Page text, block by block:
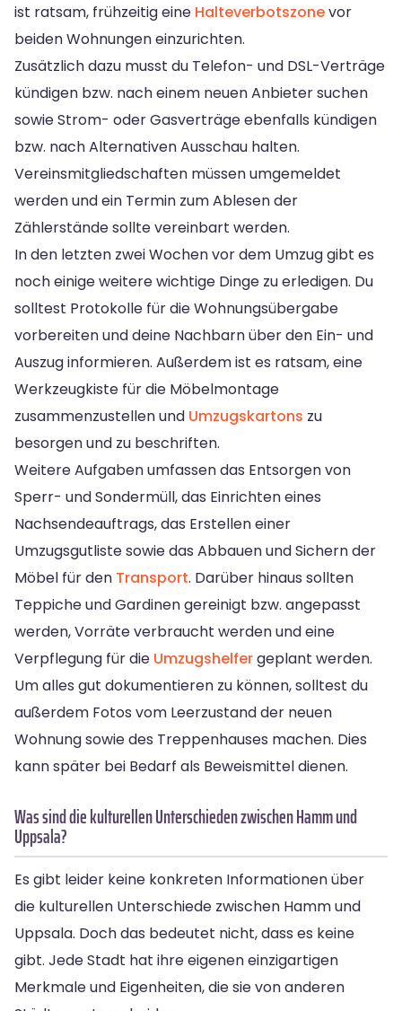
ist ratsam, frühzeitig eine Halteverbotszonevor
beiden Wohnungen einzurichten.
Zusätzlich dazu musst du Telefon- und DSL-Verträge
kündigen bzw. nach einem neuen Anbieter suchen
sowie Strom- oder Gasverträge ebenfalls kündigen
bzw. nach Alternativen Ausschau halten.
Vereinsmitgliedschaften müssen umgemeldet
werden und ein Termin zum Ablesen der
Zählerstände sollte vereinbart werden.
In den letzten zwei Wochen vor dem Umzug gibt es
noch einige weitere wichtige Dinge zu erledigen. Du
solltest Protokolle für die Wohnungsübergabe
vorbereiten und deine Nachbarn über den Ein- und
Auszug informieren. Außerdem ist es ratsam, eine
Werkzeugkiste für die Möbelmontage
zusammenzustellen und Umzugskartons zu
besorgen und zu beschriften.
Weitere Aufgaben umfassen das Entsorgen von
Sperr- und Sondermüll, das Einrichten eines
Nachsendeauftrags, das Erstellen einer
Umzugsgutliste sowie das Abbauen und Sichern der
Möbel für den Transport. Darüber hinaus sollten
Teppiche und Gardinen gereinigt bzw. angepasst
werden, Vorräte verbraucht werden und eine
Verpflegung für die Umzugshelfergeplant werden.
Um alles gut dokumentieren zu können, solltest du
außerdem Fotos vom Leerzustand der neuen
Wohnung sowie des Treppenhauses machen. Dies
kann später bei Bedarf als Beweismittel dienen.
Was sind die kulturellen Unterschieden zwischen Hamm und
Uppsala?
Es gibt leider keine konkreten Informationen über
die kulturellen Unterschiede zwischen Hamm und
Uppsala. Doch das bedeutet nicht, dass es keine
gibt. Jede Stadt hat ihre eigenen einzigartigen
Merkmale und Eigenheiten, die sie von anderen